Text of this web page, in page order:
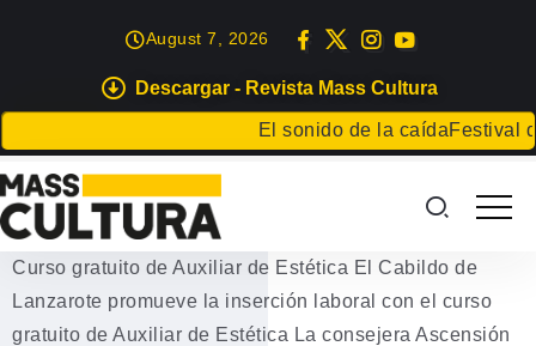
Descargar - Revista Mass Cultura
El sonido de la caídaFestival de
August 7, 2026
EVENTOS
Curso gratuito de Auxiliar de
Estética
Curso gratuito de Auxiliar de Estética El Cabildo de
Lanzarote promueve la inserción laboral con el curso
gratuito de Auxiliar de Estética La consejera Ascensión